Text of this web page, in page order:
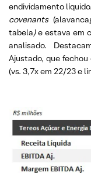
endividamento
covenants
tabela)e estava em
analisado.
Ajustado, que
(vs. 3,7x em 22/23 e